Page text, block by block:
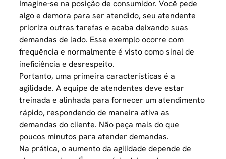
Imagine-se na posição de consumidor. Você pede
algo e demora para ser atendido, seu atendente
prioriza outras tarefas e acaba deixando suas
demandas de lado. Esse exemplo ocorre com
frequência e normalmente é visto como sinal de
ineficiência e desrespeito.
Portanto, uma primeira características é a
agilidade. A equipe de atendentes deve estar
treinada e alinhada para fornecer um atendimento
rápido, respondendo de maneira ativa as
demandas do cliente. Não peça mais do que
poucos minutos para atender demandas.
Na prática, o aumento da agilidade depende de